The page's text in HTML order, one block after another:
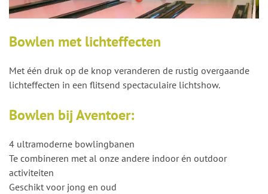
Bowlen met lichteffecten
Met één druk op de knop veranderen de rustig overgaande
lichteffecten in een flitsend spectaculaire lichtshow.
Bowlen bij Aventoer:
4 ultramoderne bowlingbanen
Te combineren met al onze andere indoor én outdoor
activiteiten
Geschikt voor jong en oud